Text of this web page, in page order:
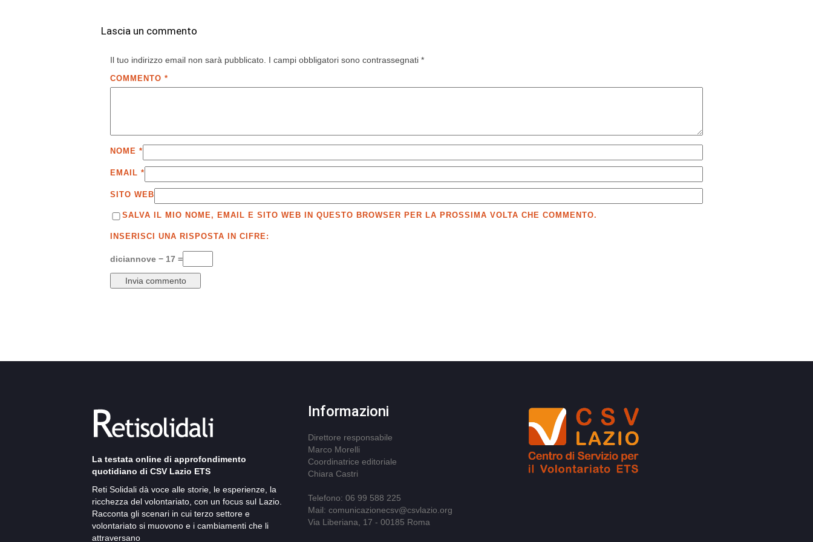
Lascia un commento
Il tuo indirizzo email non sarà pubblicato. I campi obbligatori sono contrassegnati *
COMMENTO *
NOME *
EMAIL *
SITO WEB
SALVA IL MIO NOME, EMAIL E SITO WEB IN QUESTO BROWSER PER LA PROSSIMA VOLTA CHE COMMENTO.
INSERISCI UNA RISPOSTA IN CIFRE:
diciannove − 17 =
La testata online di approfondimento
quotidiano di CSV Lazio ETS
Reti Solidali dà voce alle storie, le esperienze, la
ricchezza del volontariato, con un focus sul Lazio.
Racconta gli scenari in cui terzo settore e
volontariato si muovono e i cambiamenti che li
attraversano
Informazioni
Direttore responsabile
Marco Morelli
Coordinatrice editoriale
Chiara Castri
Telefono: 06 99 588 225
Mail: comunicazionecsv@csvlazio.org
Via Liberiana, 17 - 00185 Roma